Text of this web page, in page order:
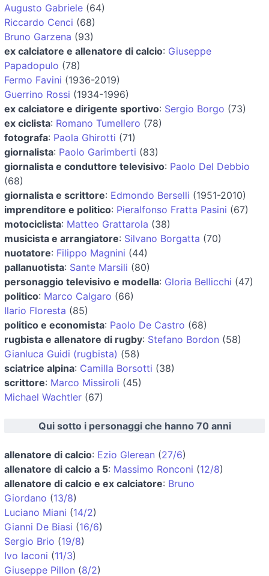
Augusto Gabriele (64)
Riccardo Cenci (68)
Bruno Garzena (93)
ex calciatore e allenatore di calcio: Giuseppe
Papadopulo (78)
Fermo Favini (1936-2019)
Guerrino Rossi (1934-1996)
ex calciatore e dirigente sportivo: Sergio Borgo (73)
ex ciclista: Romano Tumellero (78)
fotografa: Paola Ghirotti (71)
giornalista: Paolo Garimberti (83)
giornalista e conduttore televisivo: Paolo Del Debbio
(68)
giornalista e scrittore: Edmondo Berselli (1951-2010)
imprenditore e politico: Pieralfonso Fratta Pasini (67)
motociclista: Matteo Grattarola (38)
musicista e arrangiatore: Silvano Borgatta (70)
nuotatore: Filippo Magnini (44)
pallanuotista: Sante Marsili (80)
personaggio televisivo e modella: Gloria Bellicchi (47)
politico: Marco Calgaro (66)
Ilario Floresta (85)
politico e economista: Paolo De Castro (68)
rugbista e allenatore di rugby: Stefano Bordon (58)
Gianluca Guidi (rugbista) (58)
sciatrice alpina: Camilla Borsotti (38)
scrittore: Marco Missiroli (45)
Michael Wachtler (67)
Qui sotto i personaggi che hanno 70 anni
allenatore di calcio: Ezio Glerean (27/6)
allenatore di calcio a 5: Massimo Ronconi (12/8)
allenatore di calcio e ex calciatore: Bruno
Giordano (13/8)
Luciano Miani (14/2)
Gianni De Biasi (16/6)
Sergio Brio (19/8)
Ivo Iaconi (11/3)
Giuseppe Pillon (8/2)